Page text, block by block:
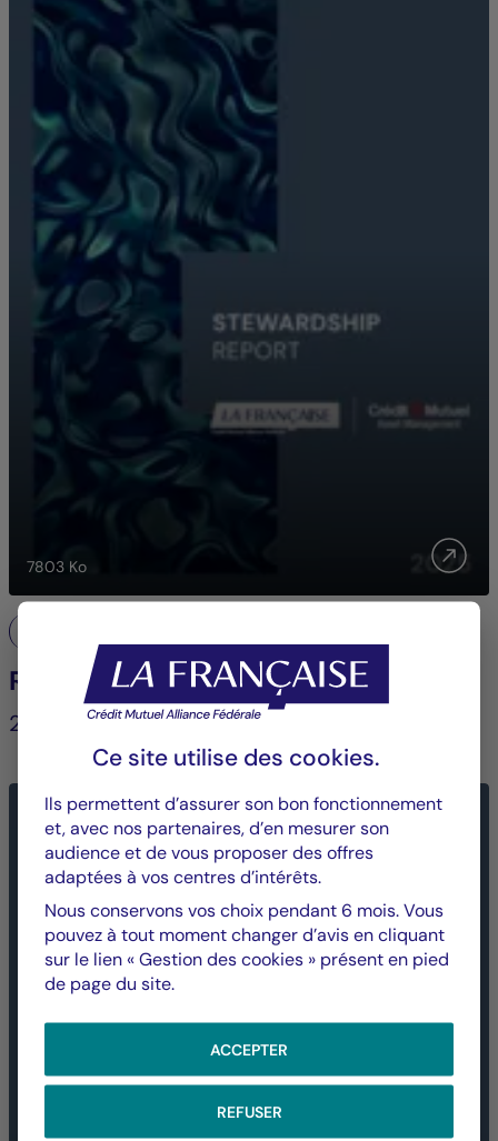
7803 Ko
Rapport Stewardship
2026
Ce site utilise des cookies.
Ils permettent d’assurer son bon fonctionnement
et, avec nos partenaires, d’en mesurer son
audience et de vous proposer des offres
adaptées à vos centres d’intérêts.
Nous conservons vos choix pendant 6 mois. Vous
pouvez à tout moment changer d’avis en cliquant
sur le lien « Gestion des cookies » présent en pied
de page du site.
ACCEPTER
REFUSER